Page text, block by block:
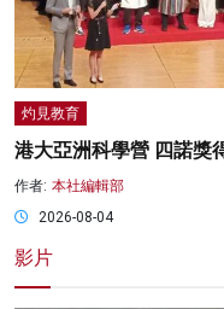
灼見教育
港大亞洲科學營 四諾獎
作者: 本社編輯部
2026-08-04
影片